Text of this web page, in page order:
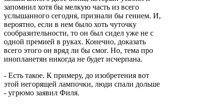
запомнил хотя бы мелкую часть из всего
услышанного сегодня, признали бы гением. И,
вероятно, если в нем было хоть чуточку
сообразительности, то он был сидел уже не с
одной премией в руках. Конечно, доказать
всего этого он вряд ли бы смог. Но, тема про
инопланетян никогда не будет исчерпана.
- Есть такое. К примеру, до изобретения вот
этой негорящей лампочки, люди спали дольше
- угрюмо заявил Филя.